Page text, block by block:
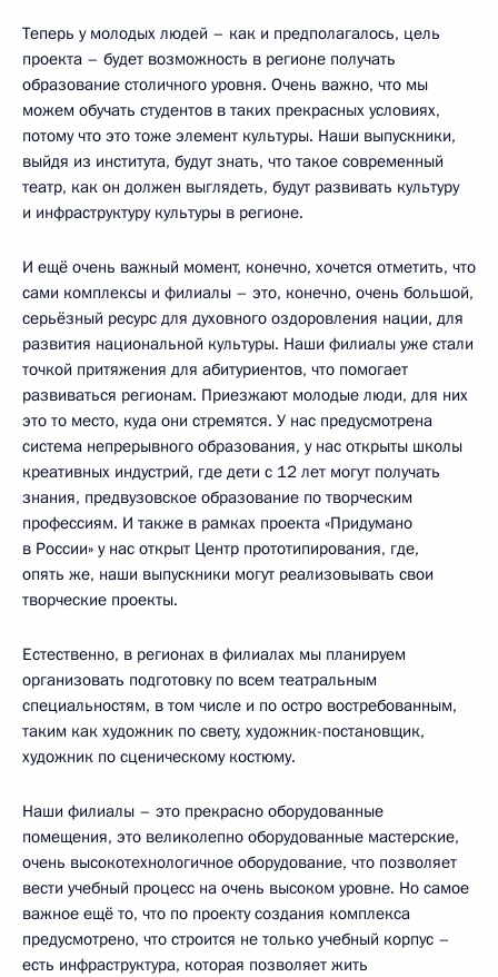
Теперь у молодых людей – как и предполагалось, цель
проекта – будет возможность в регионе получать
образование столичного уровня. Очень важно, что мы
можем обучать студентов в таких прекрасных условиях,
потому что это тоже элемент культуры. Наши выпускники,
выйдя из института, будут знать, что такое современный
театр, как он должен выглядеть, будут развивать культуру
и инфраструктуру культуры в регионе.
И ещё очень важный момент, конечно, хочется отметить, что
сами комплексы и филиалы – это, конечно, очень большой,
серьёзный ресурс для духовного оздоровления нации, для
развития национальной культуры. Наши филиалы уже стали
точкой притяжения для абитуриентов, что помогает
развиваться регионам. Приезжают молодые люди, для них
это то место, куда они стремятся. У нас предусмотрена
система непрерывного образования, у нас открыты школы
креативных индустрий, где дети с 12 лет могут получать
знания, предвузовское образование по творческим
профессиям. И также в рамках проекта «Придумано
в России» у нас открыт Центр прототипирования, где,
опять же, наши выпускники могут реализовывать свои
творческие проекты.
Естественно, в регионах в филиалах мы планируем
организовать подготовку по всем театральным
специальностям, в том числе и по остро востребованным,
таким как художник по свету, художник-постановщик,
художник по сценическому костюму.
Наши филиалы – это прекрасно оборудованные
помещения, это великолепно оборудованные мастерские,
очень высокотехнологичное оборудование, что позволяет
вести учебный процесс на очень высоком уровне. Но самое
важное ещё то, что по проекту создания комплекса
предусмотрено, что строится не только учебный корпус –
есть инфраструктура, которая позволяет жить